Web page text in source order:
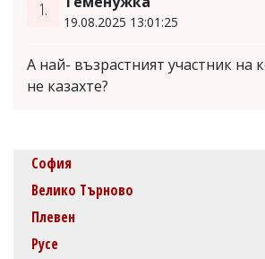
1.
19.08.2025 13:01:25
А най- възрастният участник на
не казахте?
София
Велико Търново
Плевен
Русе